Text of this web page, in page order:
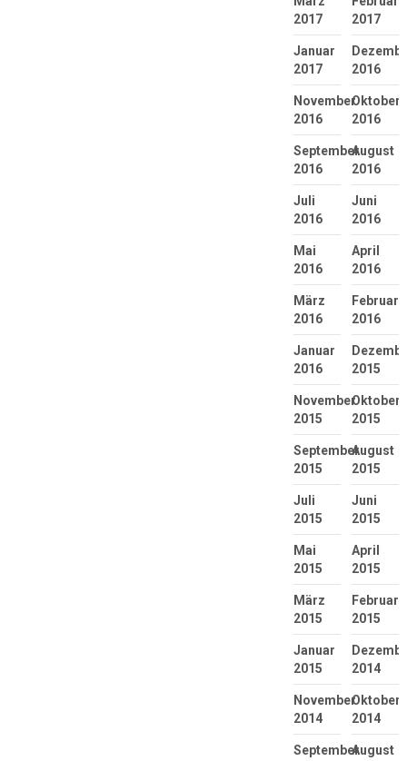
2017
2017
Januar
2017
2016
November
2016
Oktober
2016
September
2016
August
2016
Juli
2016
Juni
2016
Mai
2016
April
2016
März
2016
Februar
2016
Januar
2016
2015
November
2015
Oktober
2015
September
2015
August
2015
Juli
2015
Juni
2015
Mai
2015
April
2015
März
2015
Februar
2015
Januar
2015
2014
November
2014
Oktober
2014
SeptemberAugust